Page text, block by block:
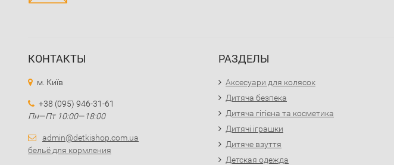
КОНТАКТЫ
м. Київ
+38 (095) 946-31-61
Пн—Пт 10:00—18:00
admin@detkishop.com.ua
бельё для кормления
РАЗДЕЛЫ
Аксесуари для колясок
Дитяча безпека
Дитяча гігієна та косметика
Дитячі іграшки
Дитяче взуття
Детская одежда